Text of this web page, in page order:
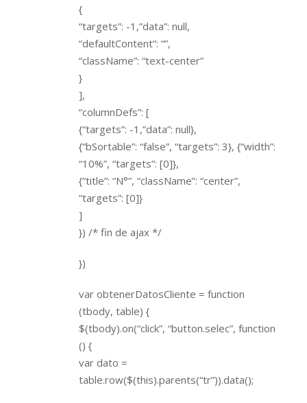
{
“targets”: -1,”data”: null,
“defaultContent”: “”,
“className”: “text-center”
}
],
“columnDefs”: [
{“targets”: -1,”data”: null},
{“bSortable”: “false”, “targets”: 3}, {“width”:
“10%”, “targets”: [0]},
{“title”: “N°”, “className”: “center”,
“targets”: [0]}
]
}) /* fin de ajax */
})
var obtenerDatosCliente = function
(tbody, table) {
$(tbody).on(“click”, “button.selec”, function
() {
var dato =
table.row($(this).parents(“tr”)).data();